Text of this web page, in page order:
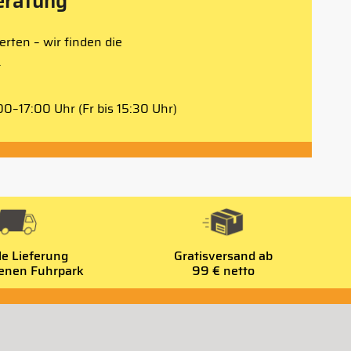
– wir finden die
Uhr (Fr bis 15:30 Uhr)
Lieferung
Fuhrpark
Gratisversand ab
99 € netto